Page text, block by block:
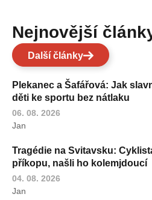
Nejnovější
Další články
Plekanec a Šafářová: Jak
děti ke sportu bez nátlaku
06. 08. 2026
Jan
Tragédie na Svitavsku:
příkopu, našli ho kolemjdoucí
04. 08. 2026
Jan